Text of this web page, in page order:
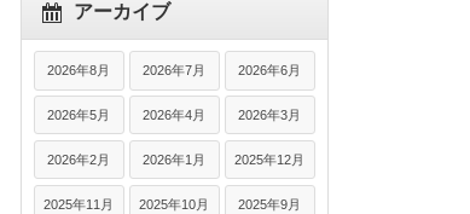
アーカイブ
2026年8月 2026年7月 2026年6月
2026年5月 2026年4月 2026年3月
2026年2月 2026年1月 2025年12月
2025年11月 2025年10月 2025年9月